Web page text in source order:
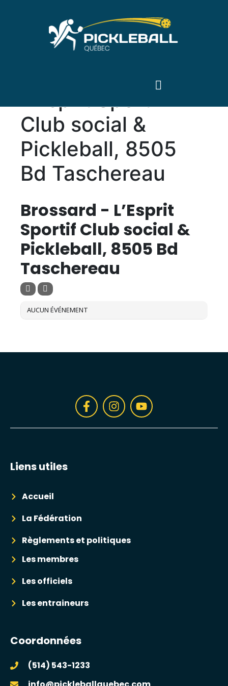
Ville: Brossard -
L’Esprit Sportif
Club social &
Pickleball, 8505
Bd Taschereau
Brossard - L’Esprit
Sportif Club social &
Pickleball, 8505 Bd
Taschereau
AUCUN ÉVÉNEMENT
Liens utiles
Accueil
La Fédération
Règlements et politiques
Les membres
Les officiels
Les entraineurs
Coordonnées
(514) 543-1233